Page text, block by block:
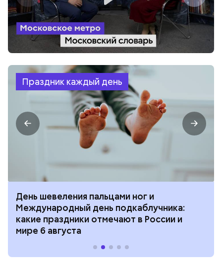
Праздник каждый день
День шевеления пальцами ног и
Международный день подкаблучника:
какие праздники отмечают в России и
мире 6 августа